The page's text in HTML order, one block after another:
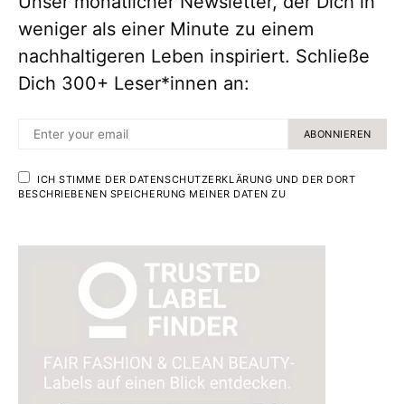
weniger als einer Minute zu einem
nachhaltigeren Leben inspiriert. Schließe
Dich 300+ Leser*innen an:
ABONNIEREN
ICH STIMME DER DATENSCHUTZERKLÄRUNG UND DER DORT
BESCHRIEBENEN SPEICHERUNG MEINER DATEN ZU